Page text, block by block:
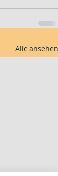
Alle ansehen